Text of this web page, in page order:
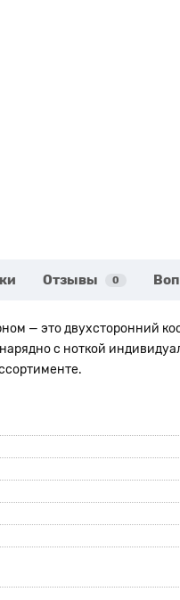
Отзывы 0
— это двухсторонний
нарядно с ноткой